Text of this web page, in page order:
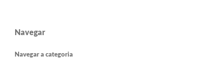
Navegar
Navegar a categoria